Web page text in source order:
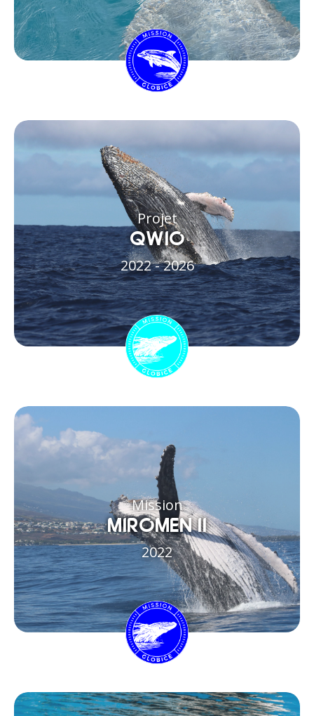
Projet
QWIO
2022 - 2026
Mission
MIROMEN II
2022